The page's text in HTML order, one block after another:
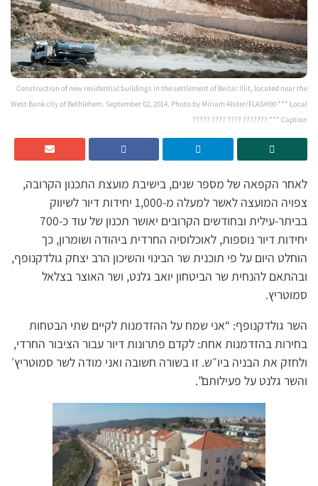
Construction of new residential buildings in the settlement of Beitar Illit, located near the
West Bank city of Bethlehem. September 02, 2014. Photo by Miriam Alster/FLASH90 *** Local
Caption *** ??????? ???? ???? ?????
לאחר הקפאה של מספר שנים, בישיבת מועצת התכנון הקרובה,
צפויה המועצה לאשר למעלה מ-1,000 יחידות דיור לשיווק
בביתר-עילית ובחודשים הקרובים יאושר תכנון של עוד כ-700
יחידות דיור נוספות, לאוכלוסיה החרדית ביהודה ושומרון, כך
הוחלט היום על פי תוכנית שר הבינוי והשיכון הרב יצחק גולדקנופף,
ובהתאם להנחית שר הביטחון יואב גלנט, ושר האוצר בצלאל
סמוטריץ.
השר גולדקנופף: “אני שמח על ההזדמנות לקיים שתי הבטחות
בחירות בהזדמנות אחת: לקדם פתרונות דיור עבור הציבור החרדי,
ולחזק את הבניה ביו״ש. זו בשורה חשובה ואני מודה לשר סמוטריץ׳
והשר גלנט על פעילותם”.